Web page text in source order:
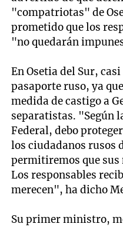
"compatriotas" de
prometido que los
"no quedarán
En Osetia del Sur,
pasaporte ruso, ya
medida de castigo a
separatistas. "Según
Federal, debo
los ciudadanos rusos
permitiremos que sus
Los responsables
merecen", ha dicho
Su primer ministro,